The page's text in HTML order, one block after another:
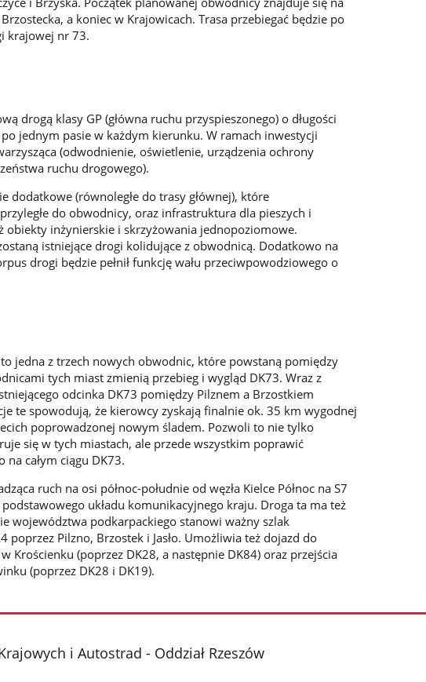
a koniec w Krajowicach. Trasa przebiegać będzie po
krajowej nr 73.
drogą klasy GP (główna ruchu przyspieszonego) o długości
jednym pasie w każdym kierunku. W ramach inwestycji
(odwodnienie, oświetlenie, urządzenia ochrony
ruchu drogowego).
dodatkowe (równoległe do trasy głównej), które
do obwodnicy, oraz infrastruktura dla pieszych i
obiekty inżynierskie i skrzyżowania jednopoziomowe.
istniejące drogi kolidujące z obwodnicą. Dodatkowo na
drogi będzie pełnił funkcję wału przeciwpowodziowego o
jedna z trzech nowych obwodnic, które powstaną pomiędzy
tych miast zmienią przebieg i wygląd DK73. Wraz z
odcinka DK73 pomiędzy Pilznem a Brzostkiem
te spowodują, że kierowcy zyskają finalnie ok. 35 km wygodnej
poprowadzonej nowym śladem. Pozwoli to nie tylko
się w tych miastach, ale przede wszystkim poprawić
całym ciągu DK73.
ruch na osi północ-południe od węzła Kielce Północ na S7
podstawowego układu komunikacyjnego kraju. Droga ta ma też
województwa podkarpackiego stanowi ważny szlak
Pilzno, Brzostek i Jasło. Umożliwia też dojazd do
Krościenku (poprzez DK28, a następnie DK84) oraz przejścia
(poprzez DK28 i DK19).
i Autostrad - Oddział Rzeszów